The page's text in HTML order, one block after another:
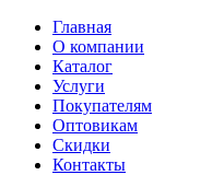
Главная
О компании
Каталог
Услуги
Покупателям
Оптовикам
Скидки
Контакты